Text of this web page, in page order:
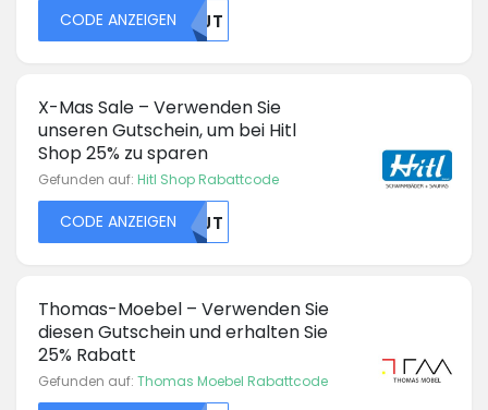
CODE ANZEIGEN NTJT
X-Mas Sale – Verwenden Sie
unseren Gutschein, um bei Hitl
Shop 25% zu sparen
Gefunden auf: Hitl Shop Rabattcode
CODE ANZEIGEN NTJT
Thomas-Moebel – Verwenden Sie
diesen Gutschein und erhalten Sie
25% Rabatt
Gefunden auf: Thomas Moebel Rabattcode